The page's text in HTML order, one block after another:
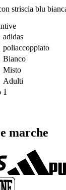
striscia blu
adidas
poliaccoppiato
Bianco
Misto
Adulti
1
marche